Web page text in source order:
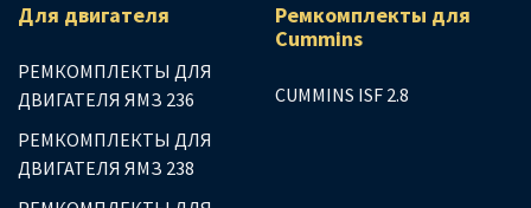
Для двигателя
РЕМКОМПЛЕКТЫ ДЛЯ
ДВИГАТЕЛЯ ЯМЗ 236
РЕМКОМПЛЕКТЫ ДЛЯ
ДВИГАТЕЛЯ ЯМЗ 238
Ремкомплекты для
Сummins
CUMMINS ISF 2.8